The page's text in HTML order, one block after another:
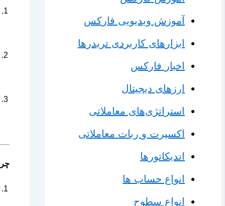
آموزش ویدیویی فارکس
ابزارهای کاربردی تریدرها
اخبار فارکس
ارزهای دیجیتال
استراتژی‌های معاملاتی
اکسپرت و ربات معاملاتی
اندیکاتورها
انواع حساب ها
انواع سطوح